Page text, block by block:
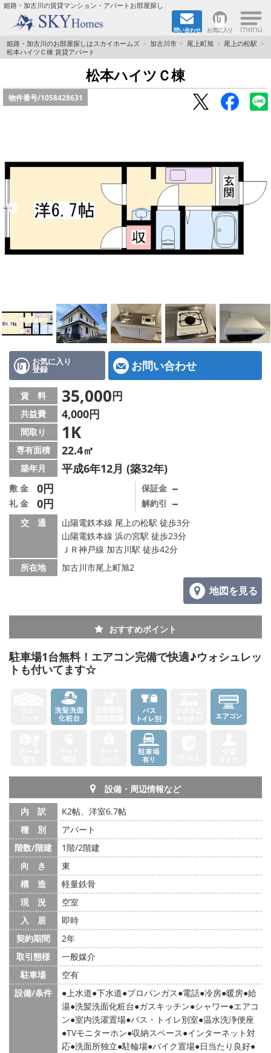
姫路・加古川の賃貸マンション・アパートお部屋探し
問い合わせ お気に入り ×
TOPページ
都市ガス·オール電化
☆新築物件☆
路線·駅から探す
スタッフ紹介
店舗情報·アクセス
会社概要
メールでお問い合わせ
姫路・加古川のお部屋探しはスカイホームズ 加古川市 尾上町旭
尾上の松駅
松本ハイツＣ棟 賃貸アパート
松本ハイツＣ棟
物件番号/1058428631
お気に入り
登録 お問い合わせ
賃 料 35,000円
共益費 4,000円
間取り 1K
専有面積 22.4㎡
築年月 平成6年12月 (築32年)
敷 金 0円
礼 金 0円
保証金 －
解約引 －
交 通
山陽電鉄本線 尾上の松駅 徒歩3分
山陽電鉄本線 浜の宮駅 徒歩23分
ＪＲ神戸線 加古川駅 徒歩42分
所在地
加古川市尾上町旭2
地図を見る
おすすめポイント
駐車場1台無料！エアコン完備で快適♪ウォシュレッ
トも付いてます☆
設備・周辺情報など
内 訳
K2帖、洋室6.7帖
種 別
アパート
階数/階建
1階/2階建
向 き
東
構 造
軽量鉄骨
現 況
空室
入 居
即時
契約期間
2年
取引態様
一般媒介
駐車場
空有
設備/条件
上水道 下水道 プロパンガス 電話 冷房 暖房 給
湯 洗髪洗面化粧台 ガスキッチン シャワー エアコ
ン 室内洗濯置場 バス・トイレ別室 温水洗浄便座
TVモニターホン 収納スペース インターネット対
応 洗面所独立 駐輪場 バイク置場 日当たり良好